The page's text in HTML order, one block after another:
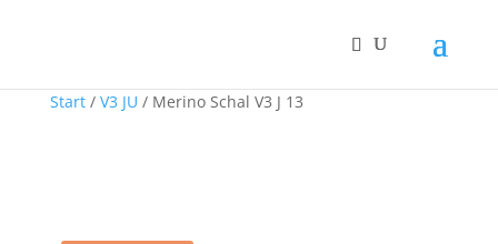
Start/ V3 JU / Merino Schal V3 J 13